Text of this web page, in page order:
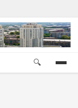
🔍